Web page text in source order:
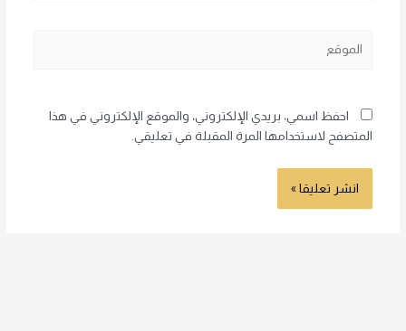
احفظ اسمي، بريدي الإلكتروني، والموقع الإلكتروني في هذا
المتصفح لاستخدامها المرة المقبلة في تعليقي.